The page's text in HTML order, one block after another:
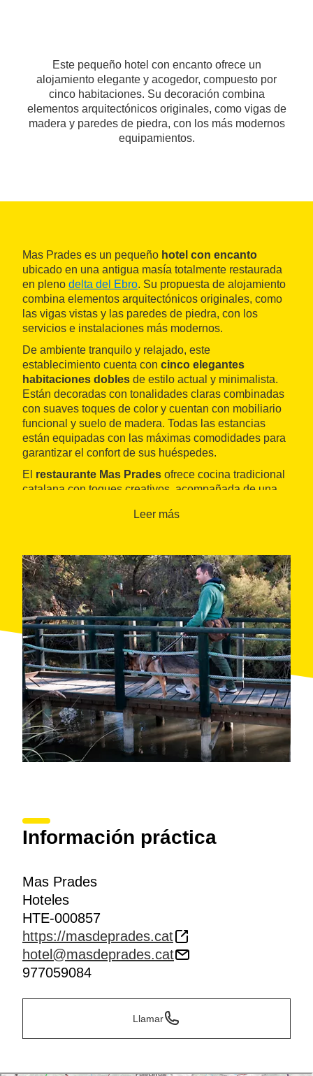
Este pequeño hotel con encanto ofrece un
alojamiento elegante y acogedor, compuesto por
cinco habitaciones. Su decoración combina
elementos arquitectónicos originales, como vigas de
madera y paredes de piedra, con los más modernos
equipamientos.
Mas Prades es un pequeño hotel con encanto
ubicado en una antigua masía totalmente restaurada
en pleno delta del Ebro. Su propuesta de alojamiento
combina elementos arquitectónicos originales, como
las vigas vistas y las paredes de piedra, con los
servicios e instalaciones más modernos.
De ambiente tranquilo y relajado, este
establecimiento cuenta con cinco elegantes
habitaciones dobles de estilo actual y minimalista.
Están decoradas con tonalidades claras combinadas
con suaves toques de color y cuentan con mobiliario
funcional y suelo de madera. Todas las estancias
están equipadas con las máximas comodidades para
garantizar el confort de sus huéspedes.
El restaurante Mas Prades ofrece cocina tradicional
catalana con toques creativos, acompañada de una
íntimas salas para acoger todo tipo de eventos.
Leer más
Información práctica
Mas Prades
Hoteles
HTE-000857
https://masdeprades.cat
hotel@masdeprades.cat
977059084
Llamar